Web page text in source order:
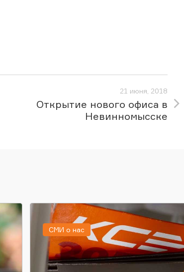
21 июня, 2018
Открытие нового офиса в
Невинномысске
СМИ о нас